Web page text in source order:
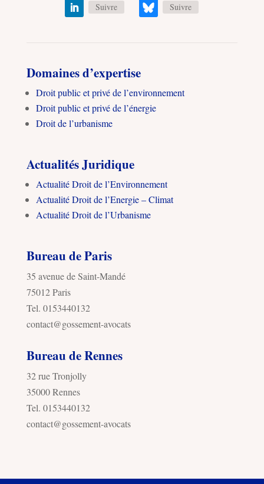
Suivre Suivre
Domaines d’expertise
Droit public et privé de l’environnement
Droit public et privé de l’énergie
Droit de l’urbanisme
Actualités Juridique
Actualité Droit de l’Environnement
Actualité Droit de l’Energie – Climat
Actualité Droit de l’Urbanisme
Bureau de Paris
35 avenue de Saint-Mandé
75012 Paris
Tel. 0153440132
contact@gossement-avocats
Bureau de Rennes
32 rue Tronjolly
35000 Rennes
Tel. 0153440132
contact@gossement-avocats